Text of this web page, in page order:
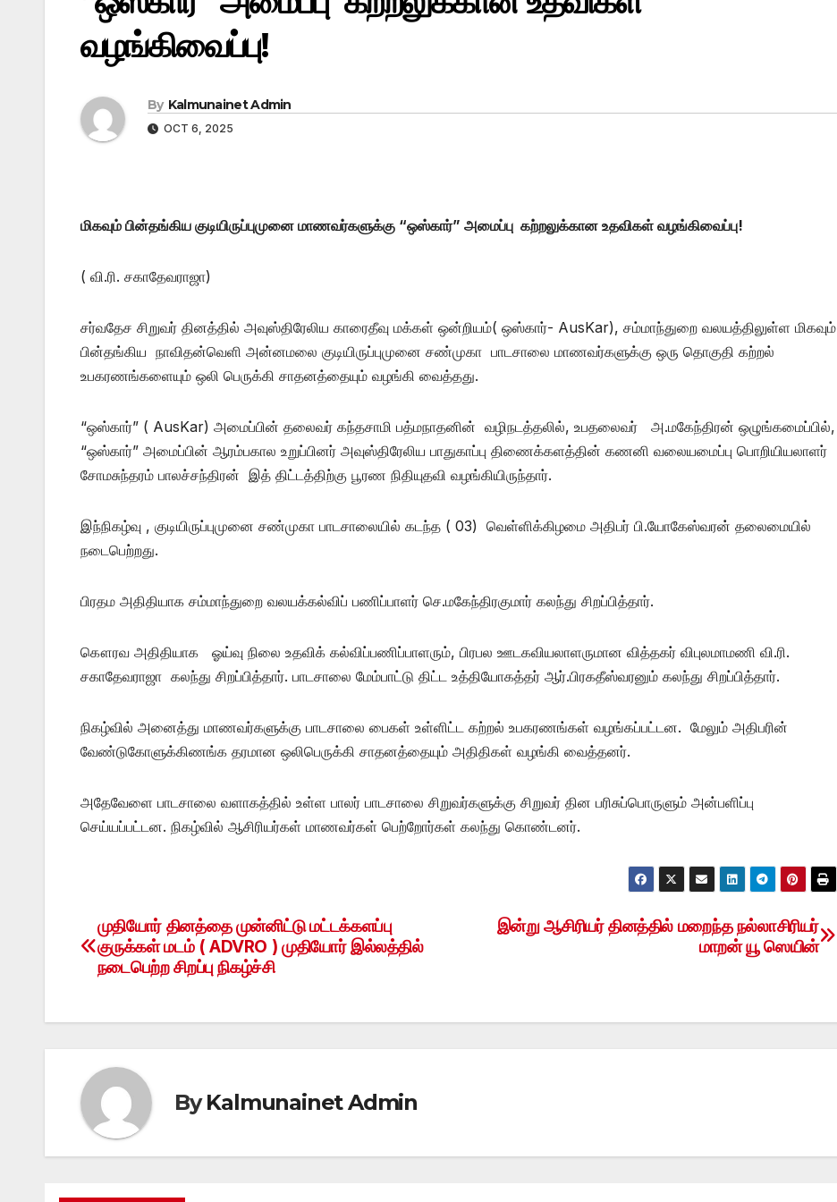
வழங்கிவைப்பு!
By Kalmunainet Admin
OCT 6, 2025
மிகவும் பின்தங்கிய குடியிருப்புமுனை மாணவர்களுக்கு “ஒஸ்கார்” அமைப்பு கற்றலுக்கான உதவிகள் வழங்கிவைப்பு!
( வி.ரி. சகாதேவராஜா)
சர்வதேச சிறுவர் தினத்தில் அவுஸ்திரேலிய காரைதீவு மக்கள் ஒன்றியம்( ஒஸ்கார்- AusKar), சம்மாந்துறை வலயத்திலுள்ள மிகவும்
பின்தங்கிய நாவிதன்வெளி அன்னமலை குடியிருப்புமுனை சண்முகா பாடசாலை மாணவர்களுக்கு ஒரு தொகுதி கற்றல்
உபகரணங்களையும் ஒலி பெருக்கி சாதனத்தையும் வழங்கி வைத்தது.
“ஒஸ்கார்” ( AusKar) அமைப்பின் தலைவர் கந்தசாமி பத்மநாதனின் வழிநடத்தலில், உபதலைவர் அ.மகேந்திரன் ஒழுங்கமைப்பில்,
“ஒஸ்கார்” அமைப்பின் ஆரம்பகால உறுப்பினர் அவுஸ்திரேலிய பாதுகாப்பு திணைக்களத்தின் கணனி வலையமைப்பு பொறியியலாளர்
சோமசுந்தரம் பாலச்சந்திரன் இத் திட்டத்திற்கு பூரண நிதியுதவி வழங்கியிருந்தார்.
இந்நிகழ்வு , குடியிருப்புமுனை சண்முகா பாடசாலையில் கடந்த ( 03) வெள்ளிக்கிழமை அதிபர் பி.யோகேஸ்வரன் தலைமையில்
நடைபெற்றது.
பிரதம அதிதியாக சம்மாந்துறை வலயக்கல்விப் பணிப்பாளர் செ.மகேந்திரகுமார் கலந்து சிறப்பித்தார்.
கௌரவ அதிதியாக ஓய்வு நிலை உதவிக் கல்விப்பணிப்பாளரும், பிரபல ஊடகவியலாளருமான வித்தகர் விபுலமாமணி வி.ரி.
சகாதேவராஜா கலந்து சிறப்பித்தார். பாடசாலை மேம்பாட்டு திட்ட உத்தியோகத்தர் ஆர்.பிரகதீஸ்வரனும் கலந்து சிறப்பித்தார்.
நிகழ்வில் அனைத்து மாணவர்களுக்கு பாடசாலை பைகள் உள்ளிட்ட கற்றல் உபகரணங்கள் வழங்கப்பட்டன. மேலும் அதிபரின்
வேண்டுகோளுக்கிணங்க தரமான ஒலிபெருக்கி சாதனத்தையும் அதிதிகள் வழங்கி வைத்தனர்.
அதேவேளை பாடசாலை வளாகத்தில் உள்ள பாலர் பாடசாலை சிறுவர்களுக்கு சிறுவர் தின பரிசுப்பொருளும் அன்பளிப்பு
செய்யப்பட்டன. நிகழ்வில் ஆசிரியர்கள் மாணவர்கள் பெற்றோர்கள் கலந்து கொண்டனர்.
Post
navigation
இன்று ஆசிரியர் தினத்தில் மறைந்த நல்லாசிரியர்
மாறன் யூ ஸெயின்
முதியோர் தினத்தை முன்னிட்டு மட்டக்களப்பு
குருக்கள் மடம் ( ADVRO ) முதியோர் இல்லத்தில்
நடைபெற்ற சிறப்பு நிகழ்ச்சி
ByKalmunainet Admin